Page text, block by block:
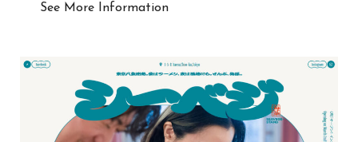
See More Information